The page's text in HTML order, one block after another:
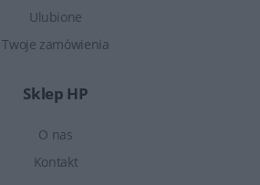
Ulubione
Twoje zamówienia
Sklep HP
O nas
Kontakt